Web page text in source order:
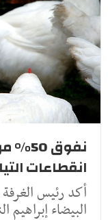
نفوق
انقطاعات
أكد رئيس الغرفة
البيضاء إبراهيم النفزاوي،